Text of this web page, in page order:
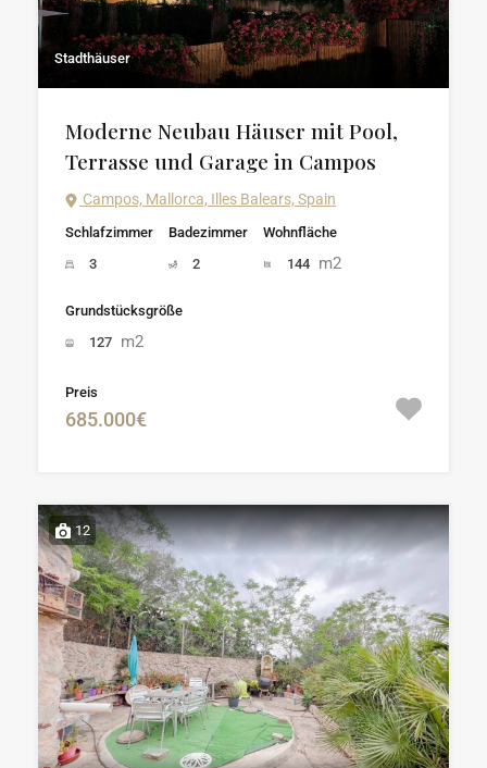
Stadthäuser
Moderne Neubau Häuser mit Pool,
Terrasse und Garage in Campos
Campos, Mallorca, Illes Balears, Spain
Schlafzimmer
3
Badezimmer
2
Wohnfläche
144 m2
Grundstücksgröße
127 m2
Preis
685.000€
12